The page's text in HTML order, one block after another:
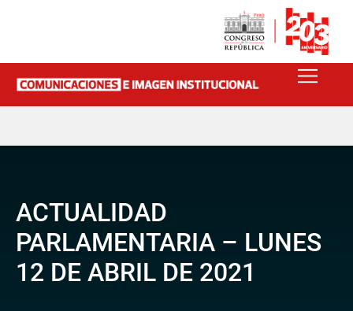
ACTUALIDAD
PARLAMENTARIA – LUNES
12 DE ABRIL DE 2021